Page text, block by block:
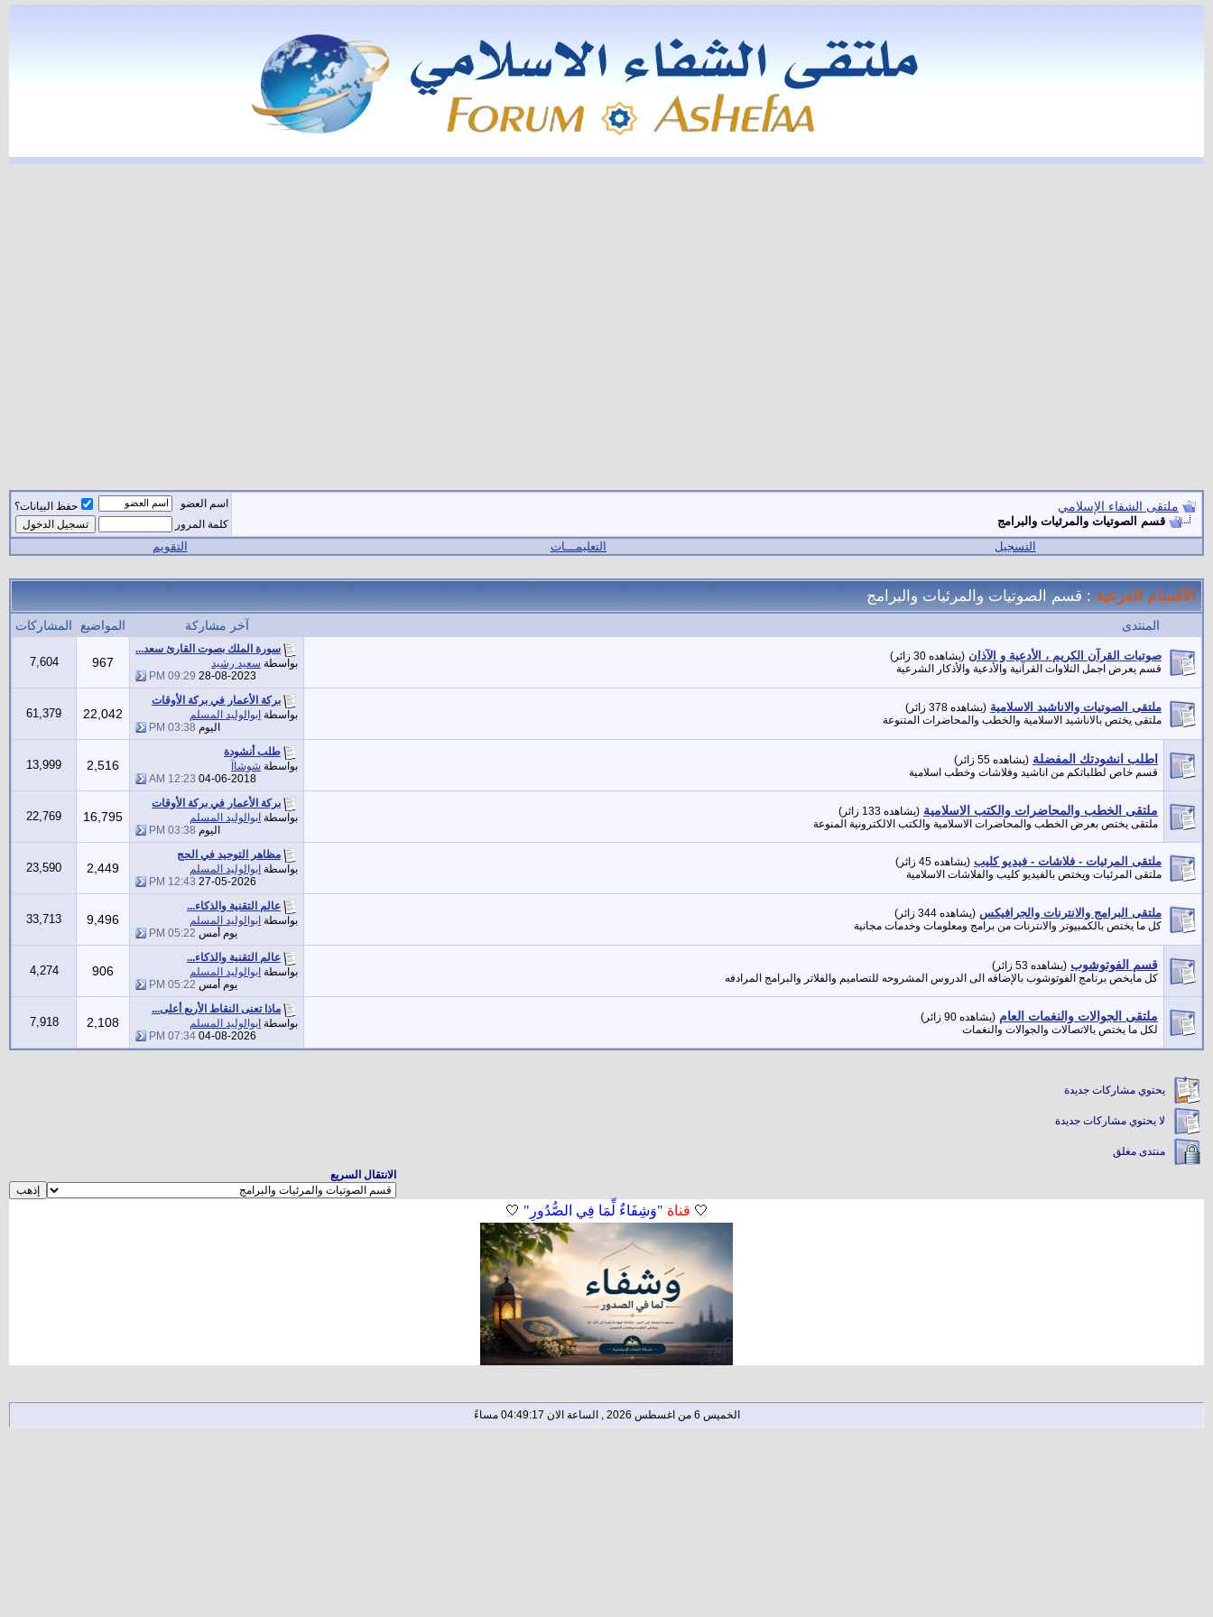
ملتقى الشفاء الإسلامي
قسم الصوتيات والمرئيات والبرامج
اسم العضو
حفظ البيانات؟
كلمة المرور
التسجيل التعليمـــات التقويم
الأقسام الفرعية: قسم الصوتيات والمرئيات والبرامج
المنتدى آخر مشاركة المواضيع المشاركات
صوتيات القرآن الكريم ، الأدعية و الآذان (يشاهده 30 زائر)
قسم يعرض اجمل التلاوات القرآنية والأدعية والأذكار الشرعية
سورة الملك بصوت القارئ سعد...
بواسطة سعيد رشيد
28-08-2023
09:29 PM
967
7,604
ملتقى الصوتيات والاناشيد الاسلامية (يشاهده 378 زائر)
ملتقى يختص بالاناشيد الاسلامية والخطب والمحاضرات المتنوعة
بركة الأعمار في بركة الأوقات
بواسطة ابوالوليد المسلم
اليوم 03:38 PM
22,042
61,379
اطلب انشودتك المفضلة (يشاهده 55 زائر)
قسم خاص لطلباتكم من اناشيد وفلاشات وخطب اسلامية
طلب أنشودة
بواسطة شوشاآ
04-06-2018
12:23 AM
2,516
13,999
ملتقى الخطب والمحاضرات والكتب الاسلامية (يشاهده 133 زائر)
ملتقى يختص بعرض الخطب والمحاضرات الاسلامية والكتب الالكترونية المنوعة
بركة الأعمار في بركة الأوقات
بواسطة ابوالوليد المسلم
اليوم 03:38 PM
16,795
22,769
ملتقى المرئيات - فلاشات - فيديو كليب (يشاهده 45 زائر)
ملتقى المرئيات ويختص بالفيديو كليب والفلاشات الاسلامية
مظاهر التوحيد في الحج
بواسطة ابوالوليد المسلم
27-05-2026
12:43 PM
2,449
23,590
ملتقى البرامج والانترنات والجرافيكس (يشاهده 344 زائر)
كل ما يختص بالكمبيوتر والانترنات من برامج ومعلومات وخدمات مجانية
عالم التقنية والذكاء...
بواسطة ابوالوليد المسلم
يوم أمس 05:22 PM
9,496
33,713
قسم الفوتوشوب (يشاهده 53 زائر)
كل مايخص برنامج الفوتوشوب بالإضافه الى الدروس المشروحه للتصاميم والفلاتر والبرامج المرادفه
عالم التقنية والذكاء...
بواسطة ابوالوليد المسلم
يوم أمس 05:22 PM
906
4,274
ملتقى الجوالات والنغمات العام (يشاهده 90 زائر)
لكل ما يختص بالاتصالات والجوالات والنغمات
ماذا تعنى النقاط الأربع أعلى...
بواسطة ابوالوليد المسلم
04-08-2026
07:34 PM
2,108
7,918
يحتوي مشاركات جديدة
لا يحتوي مشاركات جديدة
منتدى مغلق
الانتقال السريع
🤍 قناة "وَشِفَاءٌ لِّمَا فِي الصُّدُورِ" 🤍
الخميس 6 من اغسطس 2026 , الساعة الان 04:49:18 مساءً